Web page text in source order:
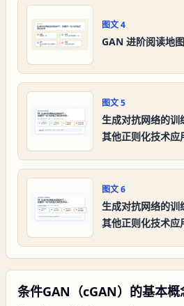
图文4
GAN 进阶阅读地
图文5
生成对抗网络的训
其他正则化技术应
图文6
生成对抗网络的训
其他正则化技术应
条件GAN（cGAN）的基本概